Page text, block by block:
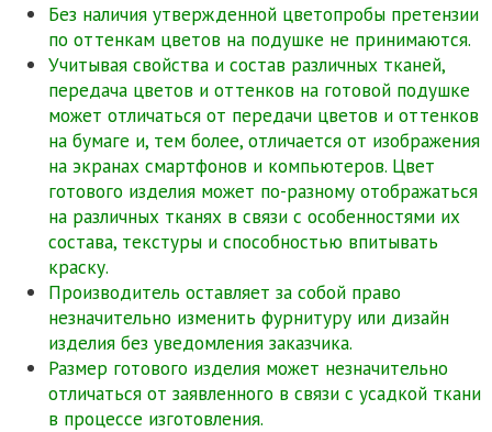
Без наличия утвержденной цветопробы претензии
по оттенкам цветов на подушке не принимаются.
Учитывая свойства и состав различных тканей,
передача цветов и оттенков на готовой подушке
может отличаться от передачи цветов и оттенков
на бумаге и, тем более, отличается от изображения
на экранах смартфонов и компьютеров. Цвет
готового изделия может по-разному отображаться
на различных тканях в связи с особенностями их
состава, текстуры и способностью впитывать
краску.
Производитель оставляет за собой право
незначительно изменить фурнитуру или дизайн
изделия без уведомления заказчика.
Размер готового изделия может незначительно
отличаться от заявленного в связи с усадкой ткани
в процессе изготовления.